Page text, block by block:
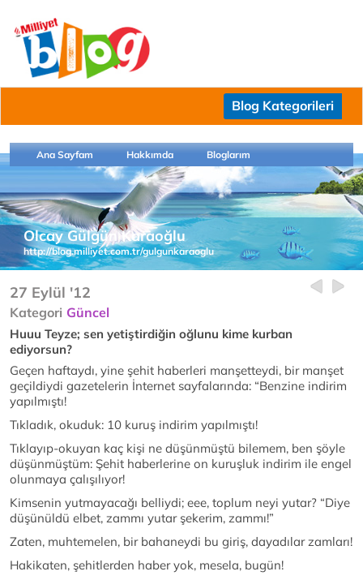
Blog Kategorileri
Ana Sayfam Hakkımda Bloglarım
Olcay Gülgün Karaoğlu
http://blog.milliyet.com.tr/gulgunkaraoglu
27 Eylül '12
Kategori Güncel
Huuu Teyze; sen yetiştirdiğin oğlunu kime kurban
ediyorsun?
Geçen haftaydı, yine şehit haberleri manşetteydi, bir manşet
geçildiydi gazetelerin İnternet sayfalarında: “Benzine indirim
yapılmıştı!
Tıkladık, okuduk: 10 kuruş indirim yapılmıştı!
Tıklayıp-okuyan kaç kişi ne düşünmüştü bilemem, ben şöyle
düşünmüştüm: Şehit haberlerine on kuruşluk indirim ile engel
olunmaya çalışılıyor!
Kimsenin yutmayacağı belliydi; eee, toplum neyi yutar? “Diye
düşünüldü elbet, zammı yutar şekerim, zammı!”
Zaten, muhtemelen, bir bahaneydi bu giriş, dayadılar zamları!
Hakikaten, şehitlerden haber yok, mesela, bugün!